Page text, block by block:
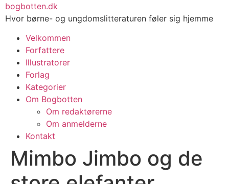
Videre
til
bogbotten.dk
Hvor børne- og ungdomslitteraturen føler sig hjemme
Velkommen
Forfattere
Illustratorer
Forlag
Kategorier
Om Bogbotten
Om redaktørerne
Om anmelderne
Kontakt
Mimbo Jimbo og de